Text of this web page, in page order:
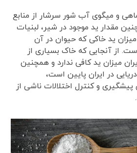
و میگوی آب شور سرشار از منابع
مقدار ید موجود در شیر، لبنیات
ید خاکی که حیوان در آن
از آنجایی که خاک بسیاری از
میزان ید کافی ندارد و همچنین
در ایران پایین است،
پیشگیری و کنترل اختلالات ناشی از